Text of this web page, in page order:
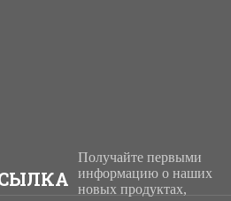
Получайте первыми
информацию о наших
новых продуктах,